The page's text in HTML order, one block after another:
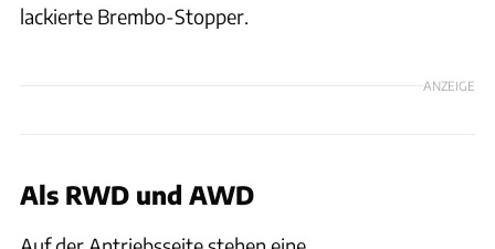
lackierte Brembo-Stopper.
ANZEIGE
Als RWD und AWD